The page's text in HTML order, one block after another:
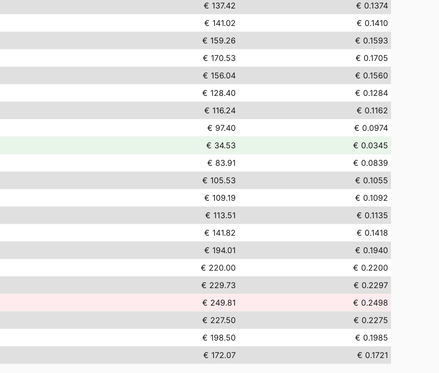
€ 137.42
€ 0.1374
€ 141.02
€ 0.1410
€ 159.26
€ 0.1593
€ 170.53
€ 0.1705
€ 156.04
€ 0.1560
€ 128.40
€ 0.1284
€ 116.24
€ 0.1162
€ 97.40
€ 0.0974
€ 34.53
€ 0.0345
€ 83.91
€ 0.0839
€ 105.53
€ 0.1055
€ 109.19
€ 0.1092
€ 113.51
€ 0.1135
€ 141.82
€ 0.1418
€ 194.01
€ 0.1940
€ 220.00
€ 0.2200
€ 229.73
€ 0.2297
€ 249.81
€ 0.2498
€ 227.50
€ 0.2275
€ 198.50
€ 0.1985
€ 172.07 € 0.1721